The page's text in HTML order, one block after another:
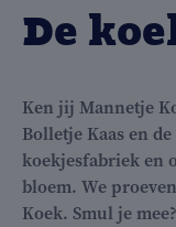
De
Ken jij Mannetje
Bolletje Kaas en
koekjesfabriek en
bloem. We
Koek. Smul je mee?